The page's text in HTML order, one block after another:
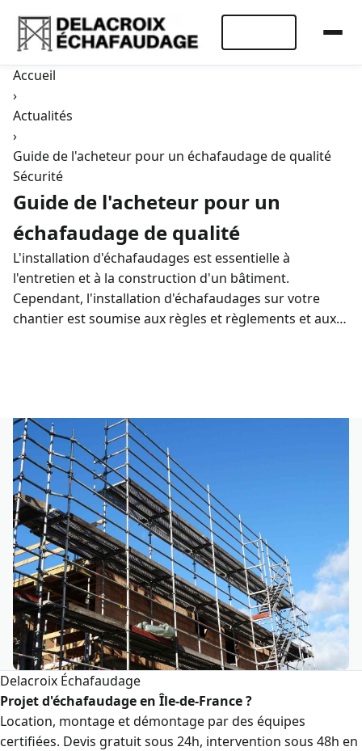
Accueil
›
Actualités
›
Guide de l'acheteur pour un échafaudage de qualité
Sécurité
Guide de l'acheteur pour un
échafaudage de qualité
L'installation d'échafaudages est essentielle à
l'entretien et à la construction d'un bâtiment.
Cependant, l'installation d'échafaudages sur votre
chantier est soumise aux règles et règlements et aux…
Delacroix Échafaudage
Projet d'échafaudage en Île-de-France ?
Location, montage et démontage par des équipes
certifiées. Devis gratuit sous 24h, intervention sous 48h en